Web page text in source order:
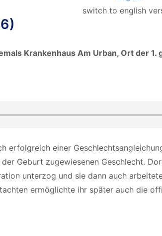
switch to english
Krankenhaus Am Urban, Ort der
erfolgreich einer
Geburt zugewiesenen Geschlecht.
unterzog und sie dann auch
ermöglichte ihr später auch die